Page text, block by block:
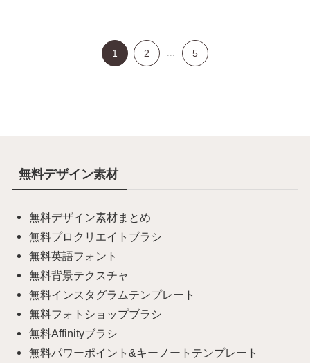
1 2 5
無料デザイン素材
無料デザイン素材まとめ
無料プロクリエイトブラシ
無料英語フォント
無料背景テクスチャ
無料インスタグラムテンプレート
無料フォトショップブラシ
無料Affinityブラシ
無料パワーポイント&キーノートテンプレート